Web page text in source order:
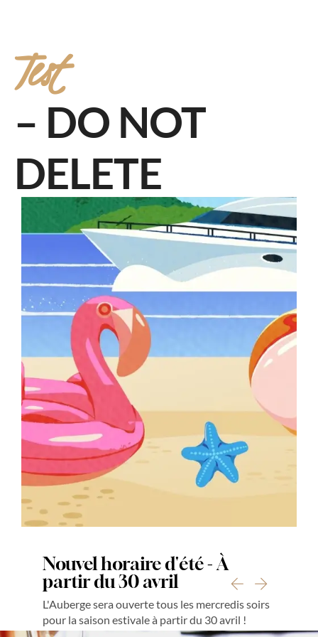
Test
– DO NOT
DELETE
Nouvel horaire d'été - À
partir du 30 avril
L'Auberge sera ouverte tous les mercredis soirs
pour la saison estivale à partir du 30 avril !
ACCUEIL
MENUS
À PROPOS
RÉSERVER
LE BIEN ALLER • CHOISY
35 Route de l’Eglise, 74330 Choisy
Tél : 04 50 77 93 59